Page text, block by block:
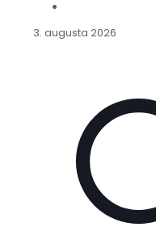
3. augusta 2026